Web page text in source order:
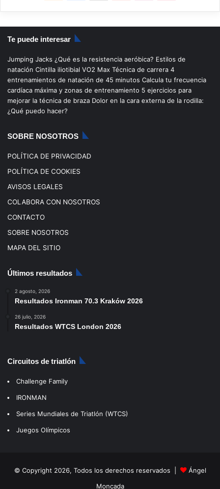
S
S
a
c
b
o
o
u
u
b
n
s
a
g
i
k
o
k
Te puede interesar
Jumping Jacks ¿Qué es la resistencia aeróbica? Estilos de
natación Cintilla iliotibial VO2 Max Técnica de carrera 4
entrenamientos de natación de 45 minutos Calcula tu frecuencia
cardíaca máxima y zonas de entrenamiento 5 ejercicios para
mejorar la técnica de braza Dolor en la cara externa de la rodilla:
¿Qué puedo hacer?
SOBRE NOSOTROS
POLÍTICA DE PRIVACIDAD
POLÍTICA DE COOKIES
AVISOS LEGALES
COLABORA CON NOSOTROS
CONTACTO
SOBRE NOSOTROS
MAPA DEL SITIO
Últimos resultados
2 agosto, 2026
Resultados Ironman 70.3 Kraków 2026
26 julio, 2026
Resultados WTCS London 2026
Circuitos de triatlón
Challenge Family
IRONMAN
Series Mundiales de Triatlón (WTCS)
Juegos Olímpicos
© Copyright 2026, Todos los derechos reservados |
Ángel
Moncada